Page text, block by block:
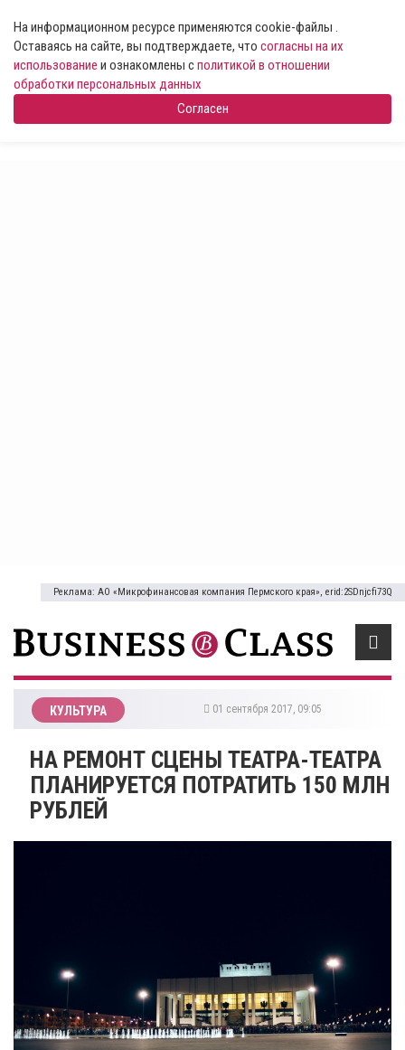
На информационном ресурсе применяются cookie-файлы .
Оставаясь на сайте, вы подтверждаете, что согласны на их
использование и ознакомлены сполитикой в отношении
обработки персональных данных
Согласен
Реклама: АО «Микрофинансовая компания Пермского края», erid:2SDnjcfi73Q
КУЛЬТУРА 01 сентября 2017, 09:05
​НА РЕМОНТ СЦЕНЫ ТЕАТРА-ТЕАТРА
ПЛАНИРУЕТСЯ ПОТРАТИТЬ 150 МЛН
РУБЛЕЙ